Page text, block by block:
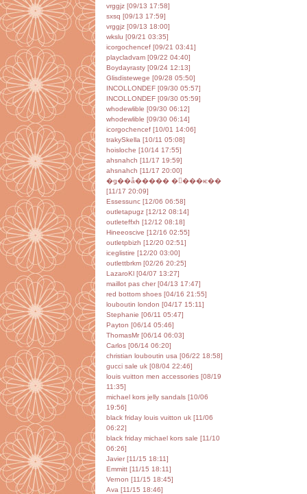
vrggjz [09/13 17:58]
sxsq [09/13 17:59]
vrggjz [09/13 18:00]
wkslu [09/21 03:35]
icorgochencef [09/21 03:41]
playcladvam [09/22 04:40]
Boydayrasty [09/24 12:13]
Glisdistewege [09/28 05:50]
INCOLLONDEF [09/30 05:57]
INCOLLONDEF [09/30 05:59]
whodewlible [09/30 06:12]
whodewlible [09/30 06:14]
icorgochencef [10/01 14:06]
trakySkella [10/11 05:08]
hoisloche [10/14 17:55]
ahsnahch [11/17 19:59]
ahsnahch [11/17 20:00]
�ǥ��å����� ����ѥ��
[11/17 20:09]
Essessunc [12/06 06:58]
outletapugz [12/12 08:14]
outleteffxh [12/12 08:18]
Hineeoscive [12/16 02:55]
outletpbizh [12/20 02:51]
iceglistire [12/20 03:00]
outlettbrkm [02/26 20:25]
LazaroKl [04/07 13:27]
maillot pas cher [04/13 17:47]
red bottom shoes [04/16 21:55]
louboutin london [04/17 15:11]
Stephanie [06/11 05:47]
Payton [06/14 05:46]
ThomasMr [06/14 06:03]
Carlos [06/14 06:20]
christian louboutin usa [06/22 18:58]
gucci sale uk [08/04 22:46]
louis vuitton men accessories [08/19
11:35]
michael kors jelly sandals [10/06
19:56]
black friday louis vuitton uk [11/06
06:22]
black friday michael kors sale [11/10
06:26]
Javier [11/15 18:11]
Emmitt [11/15 18:11]
Vernon [11/15 18:45]
Ava [11/15 18:46]